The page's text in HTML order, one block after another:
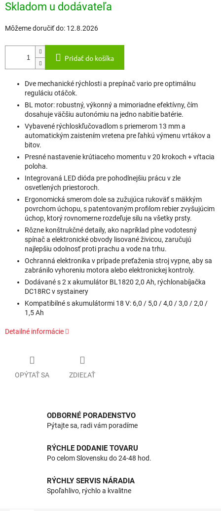
cena:
Skladom u dodávateľa
Môžeme doručiť do: 12.8.2026
Pridať do košíka
Dve mechanické rýchlosti a prepínač vario pre optimálnu
reguláciu otáčok.
BL motor: robustný, výkonný a mimoriadne efektívny, čím
dosahuje väčšiu autonómiu na jedno nabitie batérie.
Vybavené rýchloskľučovadlom s priemerom 13 mm a
automatickým zaistením vretena pre ľahkú výmenu vrtákov a
bitov.
Presné nastavenie krútiaceho momentu v 20 krokoch + vŕtacia
poloha.
Integrovaná LED dióda pre pohodlnejšiu prácu v zle
osvetlených priestoroch.
Ergonomická smerom dole sa zužujúca rukoväť s mäkkým
povrchom úchopu, s patentovaným profilom rebier zvyšujúcim
úchop, ktorý rovnomerne rozdeľuje silu na všetky prsty.
Rôzne konštrukčné detaily, ako napríklad plne vodotesný
spínač a elektronické obvody lisované živicou, zaručujú
najlepšiu odolnosť proti prachu a vode na trhu.
Ochranná elektronika v prípade preťaženia stroj vypne, aby sa
zabránilo vyhoreniu motora alebo elektronickej kontroly.
Dodávané s 2 x akumulátor BL1820 2,0 Ah, rýchlonabíjačka
DC18RC v systainery
Kompatibilné s akumulátormi 18 V: 6,0 / 5,0 / 4,0 / 3,0 / 2,0 /
1,5 Ah
Detailné informácie
OPÝTAŤ SA ZDIEĽAŤ
ODBORNÉ PORADENSTVO
Pýtajte sa, radi vám poradíme
RÝCHLE DODANIE TOVARU
Po celom Slovensku do 24-48 hod.
RÝCHLY SERVIS NÁRADIA
Spoľahlivo, rýchlo a kvalitne